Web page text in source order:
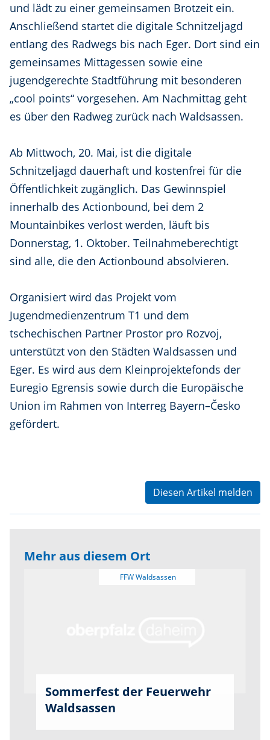
und lädt zu einer gemeinsamen Brotzeit ein.
Anschließend startet die digitale Schnitzeljagd
entlang des Radwegs bis nach Eger. Dort sind ein
gemeinsames Mittagessen sowie eine
jugendgerechte Stadtführung mit besonderen
„cool points“ vorgesehen. Am Nachmittag geht
es über den Radweg zurück nach Waldsassen.
Ab Mittwoch, 20. Mai, ist die digitale
Schnitzeljagd dauerhaft und kostenfrei für die
Öffentlichkeit zugänglich. Das Gewinnspiel
innerhalb des Actionbound, bei dem 2
Mountainbikes verlost werden, läuft bis
Donnerstag, 1. Oktober. Teilnahmeberechtigt
sind alle, die den Actionbound absolvieren.
Organisiert wird das Projekt vom
Jugendmedienzentrum T1 und dem
tschechischen Partner Prostor pro Rozvoj,
unterstützt von den Städten Waldsassen und
Eger. Es wird aus dem Kleinprojektefonds der
Euregio Egrensis sowie durch die Europäische
Union im Rahmen von Interreg Bayern–Česko
gefördert.
Diesen Artikel melden
Mehr aus diesem Ort
Sommerfest der Feuerwehr
Waldsassen